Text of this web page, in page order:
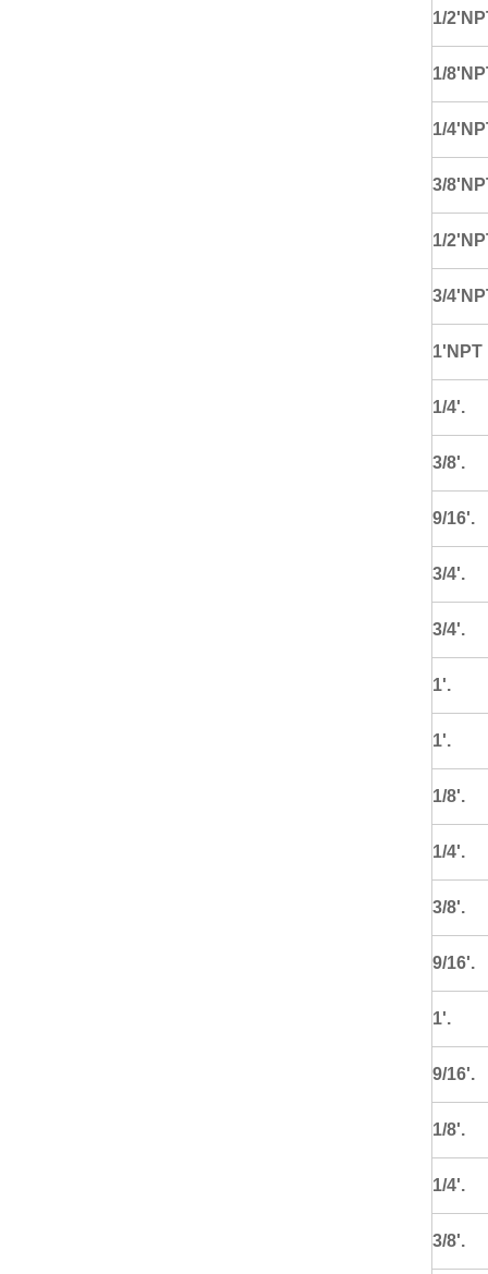
1/
1/
1/
3/
1/
3/
1'NPT
1/4'.
3/8'.
9/16'.
3/4'.
3/4'.
1'.
1'.
1/8'.
1/4'.
3/8'.
9/16'.
1'.
9/16'.
1/8'.
1/4'.
3/8'.